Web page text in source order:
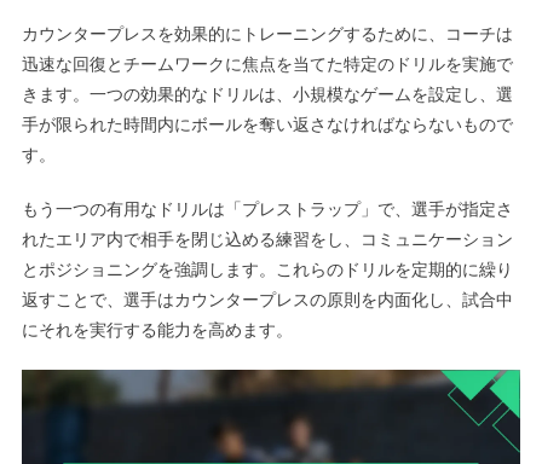
カウンタープレスを効果的にトレーニングするために、コーチは
迅速な回復とチームワークに焦点を当てた特定のドリルを実施で
きます。一つの効果的なドリルは、小規模なゲームを設定し、選
手が限られた時間内にボールを奪い返さなければならないもので
す。
もう一つの有用なドリルは「プレストラップ」で、選手が指定さ
れたエリア内で相手を閉じ込める練習をし、コミュニケーション
とポジショニングを強調します。これらのドリルを定期的に繰り
返すことで、選手はカウンタープレスの原則を内面化し、試合中
にそれを実行する能力を高めます。